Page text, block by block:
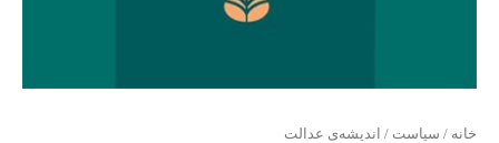
خانه / سیاست / اندیشه‌ی عدالت